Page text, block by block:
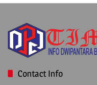
Contact Info